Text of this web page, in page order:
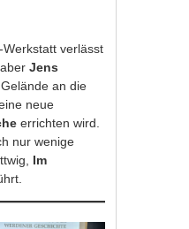
verlässt
Jens
an die
neue
errichten wird.
nur wenige
Im